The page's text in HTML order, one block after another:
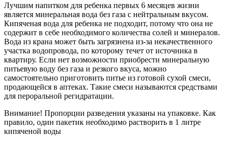
Лучшим напитком для ребенка первых 6 месяцев жизни
является минеральная вода без газа с нейтральным вкусом.
Кипяченая вода для ребенка не подходит, потому что она не
содержит в себе необходимого количества солей и минералов.
Вода из крана может быть загрязнена из-за некачественного
участка водопровода, по которому течет от источника в
квартиру. Если нет возможности приобрести минеральную
питьевую воду без газа и резкого вкуса, можно
самостоятельно приготовить питье из готовой сухой смеси,
продающейся в аптеках. Такие смеси называются средствами
для пероральной регидратации.
Внимание! Пропорции разведения указаны на упаковке. Как
правило, один пакетик необходимо растворить в 1 литре
кипяченой воды